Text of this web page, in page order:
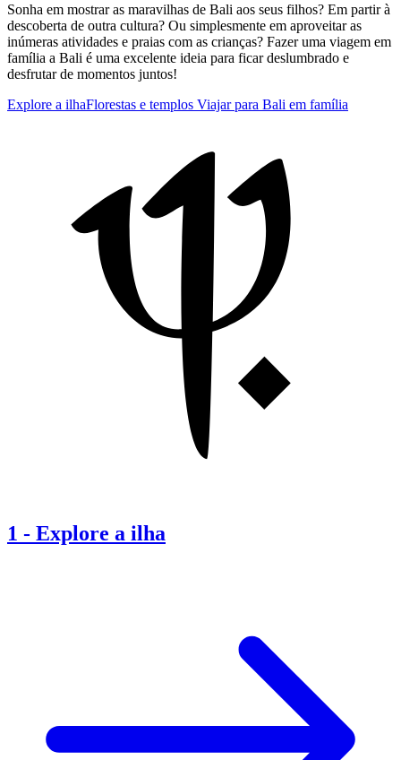
Sonha em mostrar as maravilhas de Bali aos seus filhos? Em partir à
descoberta de outra cultura? Ou simplesmente em aproveitar as
inúmeras atividades e praias com as crianças? Fazer uma viagem em
família a Bali é uma excelente ideia para ficar deslumbrado e
desfrutar de momentos juntos!
Explore a ilhaFlorestas e templos Viajar para Bali em família
1 - Explore a ilha